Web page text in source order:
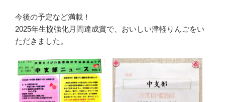
今後の予定など満載！
2025年生協強化月間達成賞で、おいしい津軽りんごをい
ただきました。